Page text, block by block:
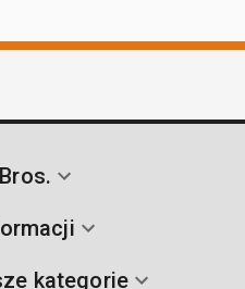
kategorie